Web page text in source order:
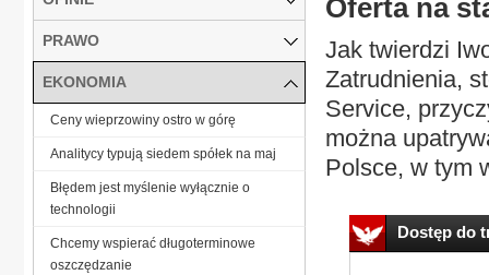
Oferta na
Jak twierdzi
Zatrudnienia,
Service,
można
Polsce, w tym
Dostęp do
PRAWO
EKONOMIA
Ceny wieprzowiny ostro w górę
Analitycy typują siedem spółek na maj
Błędem jest myślenie wyłącznie o
technologii
Chcemy wspierać długoterminowe
oszczędzanie